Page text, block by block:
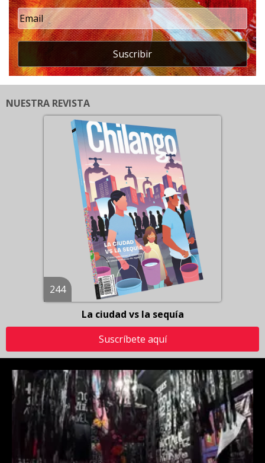
Suscribir
NUESTRA REVISTA
244
La ciudad vs la sequía
Suscríbete aquí